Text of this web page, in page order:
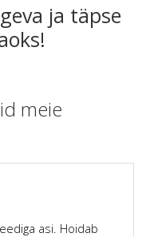
ja täpse
meie
asi. Hoidab